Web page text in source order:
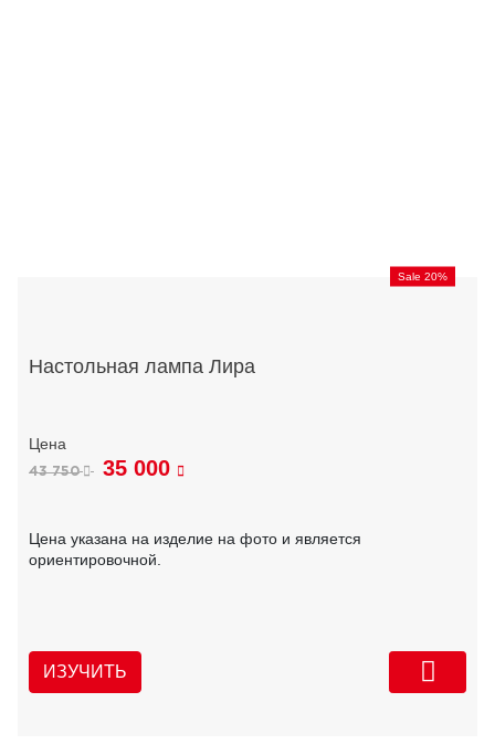
Sale 20%
Настольная лампа Лира
43 750 35 000
Цена указана на изделие на фото и является
ориентировочной.
ИЗУЧИТЬ